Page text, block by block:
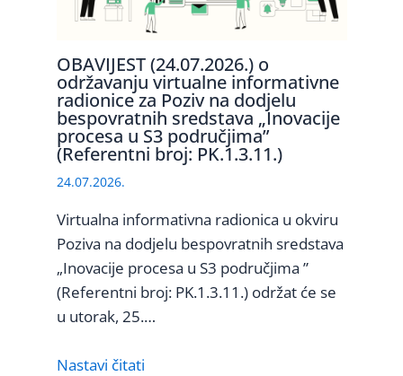
OBAVIJEST (24.07.2026.) o
održavanju virtualne informativne
radionice za Poziv na dodjelu
bespovratnih sredstava „Inovacije
procesa u S3 područjima”
(Referentni broj: PK.1.3.11.)
24.07.2026.
Virtualna informativna radionica u okviru
Poziva na dodjelu bespovratnih sredstava
„Inovacije procesa u S3 područjima ”
(Referentni broj: PK.1.3.11.) održat će se
u utorak, 25.…
Nastavi čitati